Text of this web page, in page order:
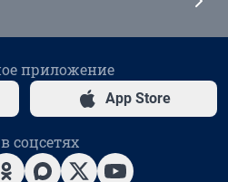
приложение
App Store
соцсетях